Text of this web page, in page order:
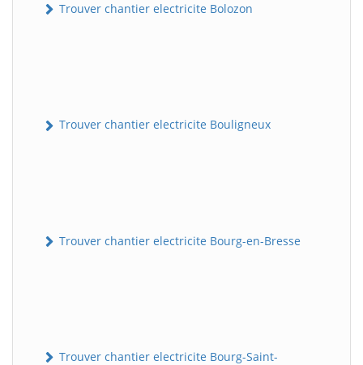
Trouver chantier electricite Bolozon
Trouver chantier electricite Bouligneux
Trouver chantier electricite Bourg-en-Bresse
Trouver chantier electricite Bourg-Saint-